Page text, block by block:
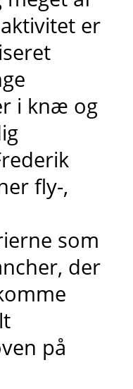
er
i knæ og
fly-,
som
der
på